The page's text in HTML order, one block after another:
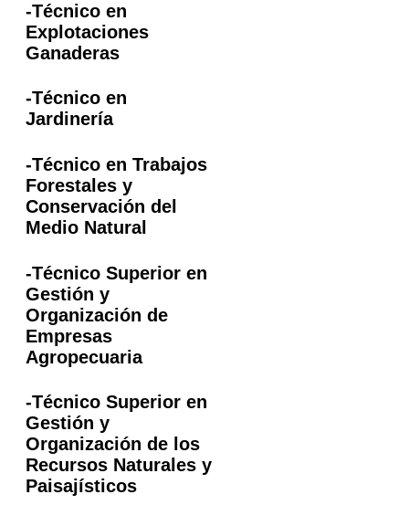
-Técnico en
Explotaciones
Ganaderas
-Técnico en
Jardinería
-Técnico en Trabajos
Forestales y
Conservación del
Medio Natural
-Técnico Superior en
Gestión y
Organización de
Empresas
Agropecuaria
-Técnico Superior en
Gestión y
Organización de los
Recursos Naturales y
Paisajísticos